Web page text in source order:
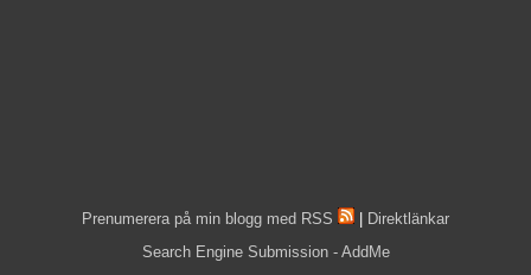
Prenumerera på min blogg med RSS
Direktlänkar
Search Engine Submission - AddMe